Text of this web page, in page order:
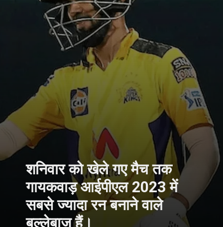
शनिवार को खेले गए मैच तक
गायकवाड़ आईपीएल 2023 में
सबसे ज्यादा रन बनाने वाले
बल्लेबाज हैं।